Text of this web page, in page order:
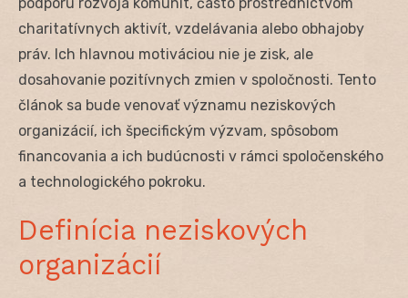
charitatívnych aktivít, vzdelávania alebo obhajoby
práv. Ich hlavnou motiváciou nie je zisk, ale
dosahovanie pozitívnych zmien v spoločnosti. Tento
článok sa bude venovať významu neziskových
organizácií, ich špecifickým výzvam, spôsobom
financovania a ich budúcnosti v rámci spoločenského
a technologického pokroku.
Definícia neziskových
organizácií